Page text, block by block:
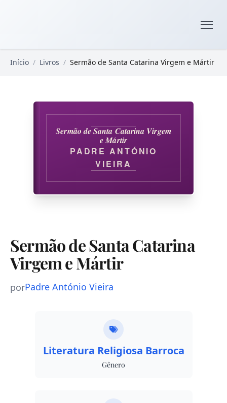
Início / Livros / Sermão de Santa Catarina Virgem e Mártir
Sermão de Santa Catarina Virgem
e Mártir
PADRE ANTÓNIO
VIEIRA
Sermão de Santa Catarina
Virgem e Mártir
porPadre António Vieira
Literatura Religiosa Barroca
Gênero